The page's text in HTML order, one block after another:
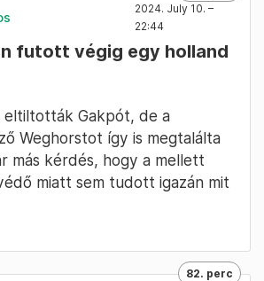
2024. July 10. –
22:44
futott végig egy holland
eltiltották Gakpót, de a
Weghorstot így is megtalálta
más kérdés, hogy a mellett
miatt sem tudott igazán mit
82. perc